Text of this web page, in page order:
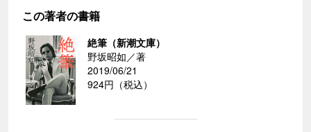
この著者の書籍
絶筆（新潮文庫）
野坂昭如／著
2019/06/21
924円（税込）